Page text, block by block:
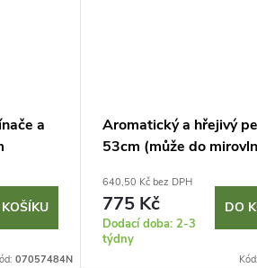
a
07057484N
Aromatický a hřejivý
53cm (může do
640,50 Kč bez DPH
775 Kč
Dodací doba: 2-3
týdny
DO
Kód: